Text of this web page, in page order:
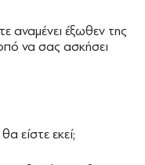
αναμένει έξωθεν της
να σας ασκήσει
είστε εκεί;